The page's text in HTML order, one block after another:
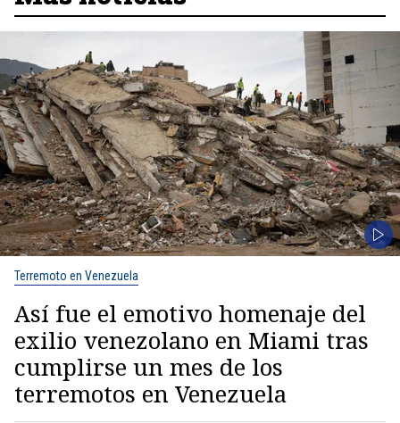
Terremoto en Venezuela
Así fue el emotivo homenaje del
exilio venezolano en Miami tras
cumplirse un mes de los
terremotos en Venezuela